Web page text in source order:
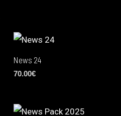
News 24
70.00€